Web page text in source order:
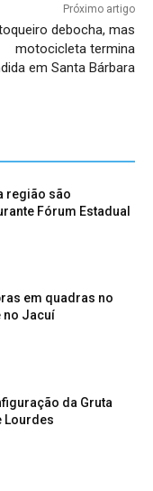
Próximo artigo
debocha, mas
motocicleta termina
em Santa Bárbara
região são
Fórum Estadual
em quadras no
no Jacuí
da Gruta
Lourdes